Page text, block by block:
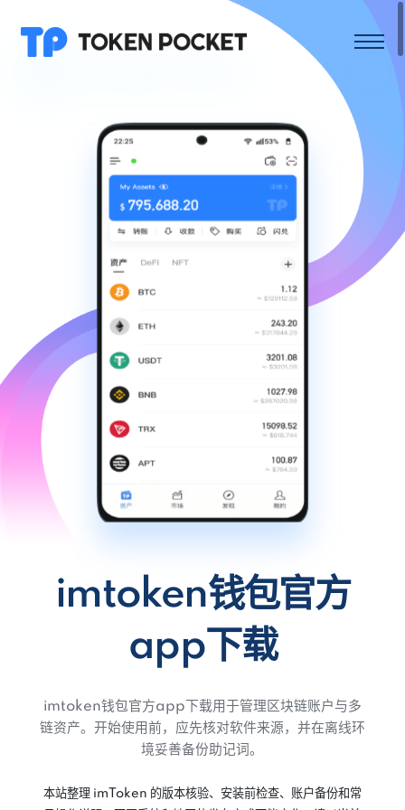
imtoken钱包官方
app下载
imtoken钱包官方app下载用于管理区块链账户与多
链资产。开始使用前，应先核对软件来源，并在离线环
境妥善备份助记词。
本站整理 imToken 的版本核验、安装前检查、账户备份和常